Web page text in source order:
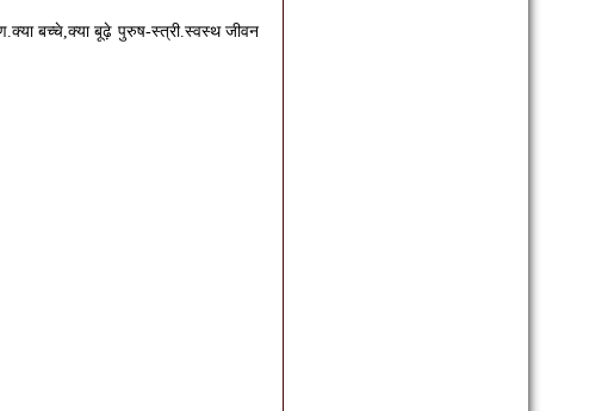
बच्चे,क्या बूढ़े पुरुष-स्त्री.स्वस्थ जीवन